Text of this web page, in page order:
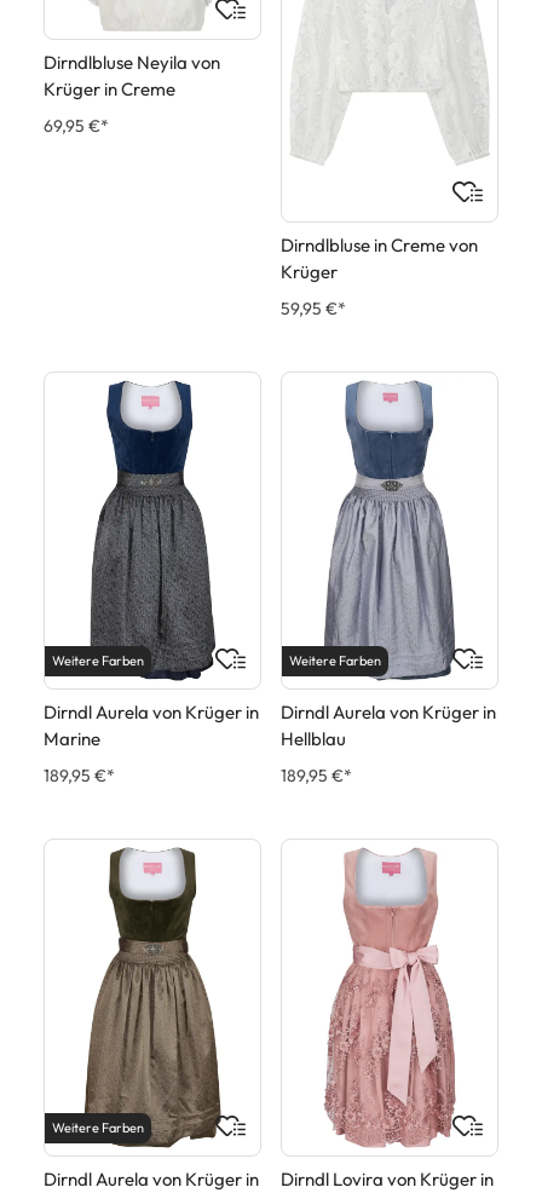
Dirndlbluse Neyila von
Krüger in Creme
69,95 €*
Dirndlbluse in Creme von
Krüger
59,95 €*
Weitere Farben
Dirndl Aurela von Krüger in
Marine
189,95 €*
Weitere Farben
Dirndl Aurela von Krüger in
Hellblau
189,95 €*
Weitere Farben
Dirndl Aurela von Krüger in
Dirndl Lovira von Krüger in